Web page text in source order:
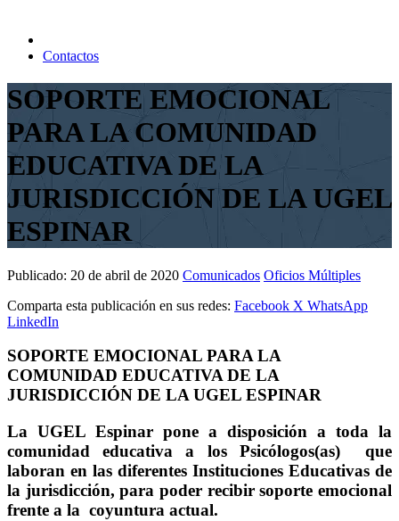
Contactos
SOPORTE EMOCIONAL
PARA LA COMUNIDAD
EDUCATIVA DE LA
JURISDICCIÓN DE LA UGEL
ESPINAR
Publicado: 20 de abril de 2020 Comunicados Oficios Múltiples
Comparta esta publicación en sus redes: Facebook X WhatsApp
LinkedIn
SOPORTE EMOCIONAL PARA LA
COMUNIDAD EDUCATIVA DE LA
JURISDICCIÓN DE LA UGEL ESPINAR
La UGEL Espinar pone a disposición a toda la
comunidad educativa a los Psicólogos(as) que
laboran en las diferentes Instituciones Educativas de
la jurisdicción, para poder recibir soporte emocional
frente a la coyuntura actual.